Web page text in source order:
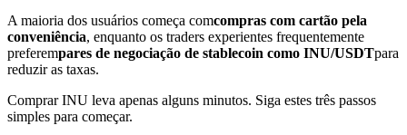
Informação
A maioria dos usuários começa comcompras com cartão pela
conveniência, enquanto os traders experientes frequentemente
preferempares de negociação de stablecoin como INU/USDTpara
reduzir as taxas.
Comprar INU leva apenas alguns minutos. Siga estes três passos
simples para começar.